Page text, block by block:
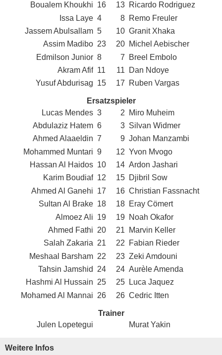
Boualem Khoukhi 16 13 Ricardo Rodriguez
Issa Laye 4 8 Remo Freuler
Jassem Abulsallam 5 10 Granit Xhaka
Assim Madibo 23 20 Michel Aebischer
Edmilson Junior 8 7
Breel Embolo
Akram Afif 11 11
Dan Ndoye
Yusuf Abdurisag 15 17 Ruben Vargas
Ersatzspieler
Lucas Mendes 3 2
Miro Muheim
Abdulaziz Hatem 6 3 Silvan Widmer
Ahmed Alaaeldin 7 9 Johan Manzambi
Mohammed Muntari 9 12 Yvon Mvogo
Hassan Al Haidos 10 14 Ardon Jashari
Karim Boudiaf 12 15 Djibril Sow
Ahmed Al Ganehi 17 16 Christian Fassnacht
Sultan Al Brake 18 18 Eray Cömert
Almoez Ali 19 19 Noah Okafor
Ahmed Fathi 20 21
Marvin Keller
Salah Zakaria 21 22
Fabian Rieder
Meshaal Barsham 22 23 Zeki Amdouni
Tahsin Jamshid
24 24 Aurèle Amenda
Hashmi Al Hussain 25 25 Luca Jaquez
Mohamed Al Mannai 26 26 Cedric Itten
Trainer
Julen Lopetegui
Murat Yakin
Weitere Infos